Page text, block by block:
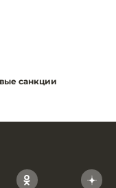
санкции